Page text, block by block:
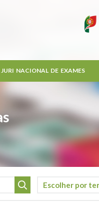
JURI NACIONAL DE EXAMES